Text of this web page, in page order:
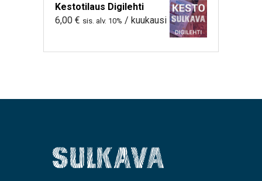
Kestotilaus Digilehti
6,00 € sis. alv. 10% / kuukausi